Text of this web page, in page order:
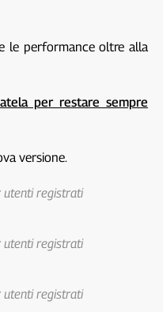
le performance oltre alla
per restare sempre
versione.
utenti registrati
utenti registrati
utenti registrati